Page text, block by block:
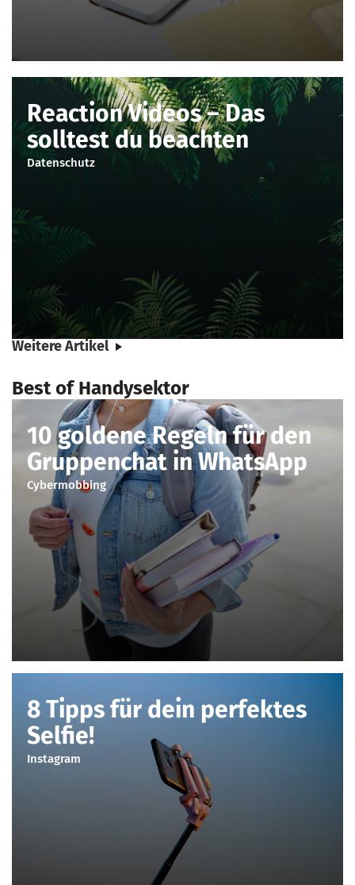
Reaction Videos – Das
solltest du beachten
Datenschutz
Weitere Artikel
Best of Handysektor
10 goldene Regeln für den
Gruppenchat in WhatsApp
Cybermobbing
8 Tipps für dein perfektes
Selfie!
Instagram